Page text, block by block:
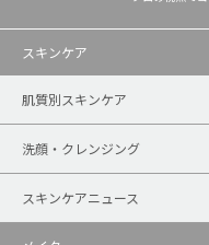
スキンケア
肌質別スキンケア
洗顔・クレンジング
スキンケアニュース